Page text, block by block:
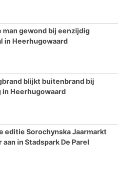
man gewond bij eenzijdig
in Heerhugowaard
blijkt buitenbrand bij
in Heerhugowaard
editie Sorochynska Jaarmarkt
aan in Stadspark De Parel